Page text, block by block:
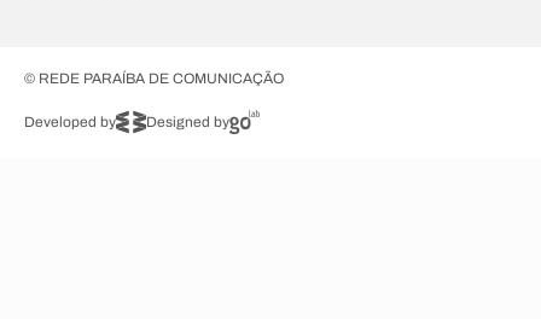
© REDE PARAÍBA DE COMUNICAÇÃO
Developed by Designed by